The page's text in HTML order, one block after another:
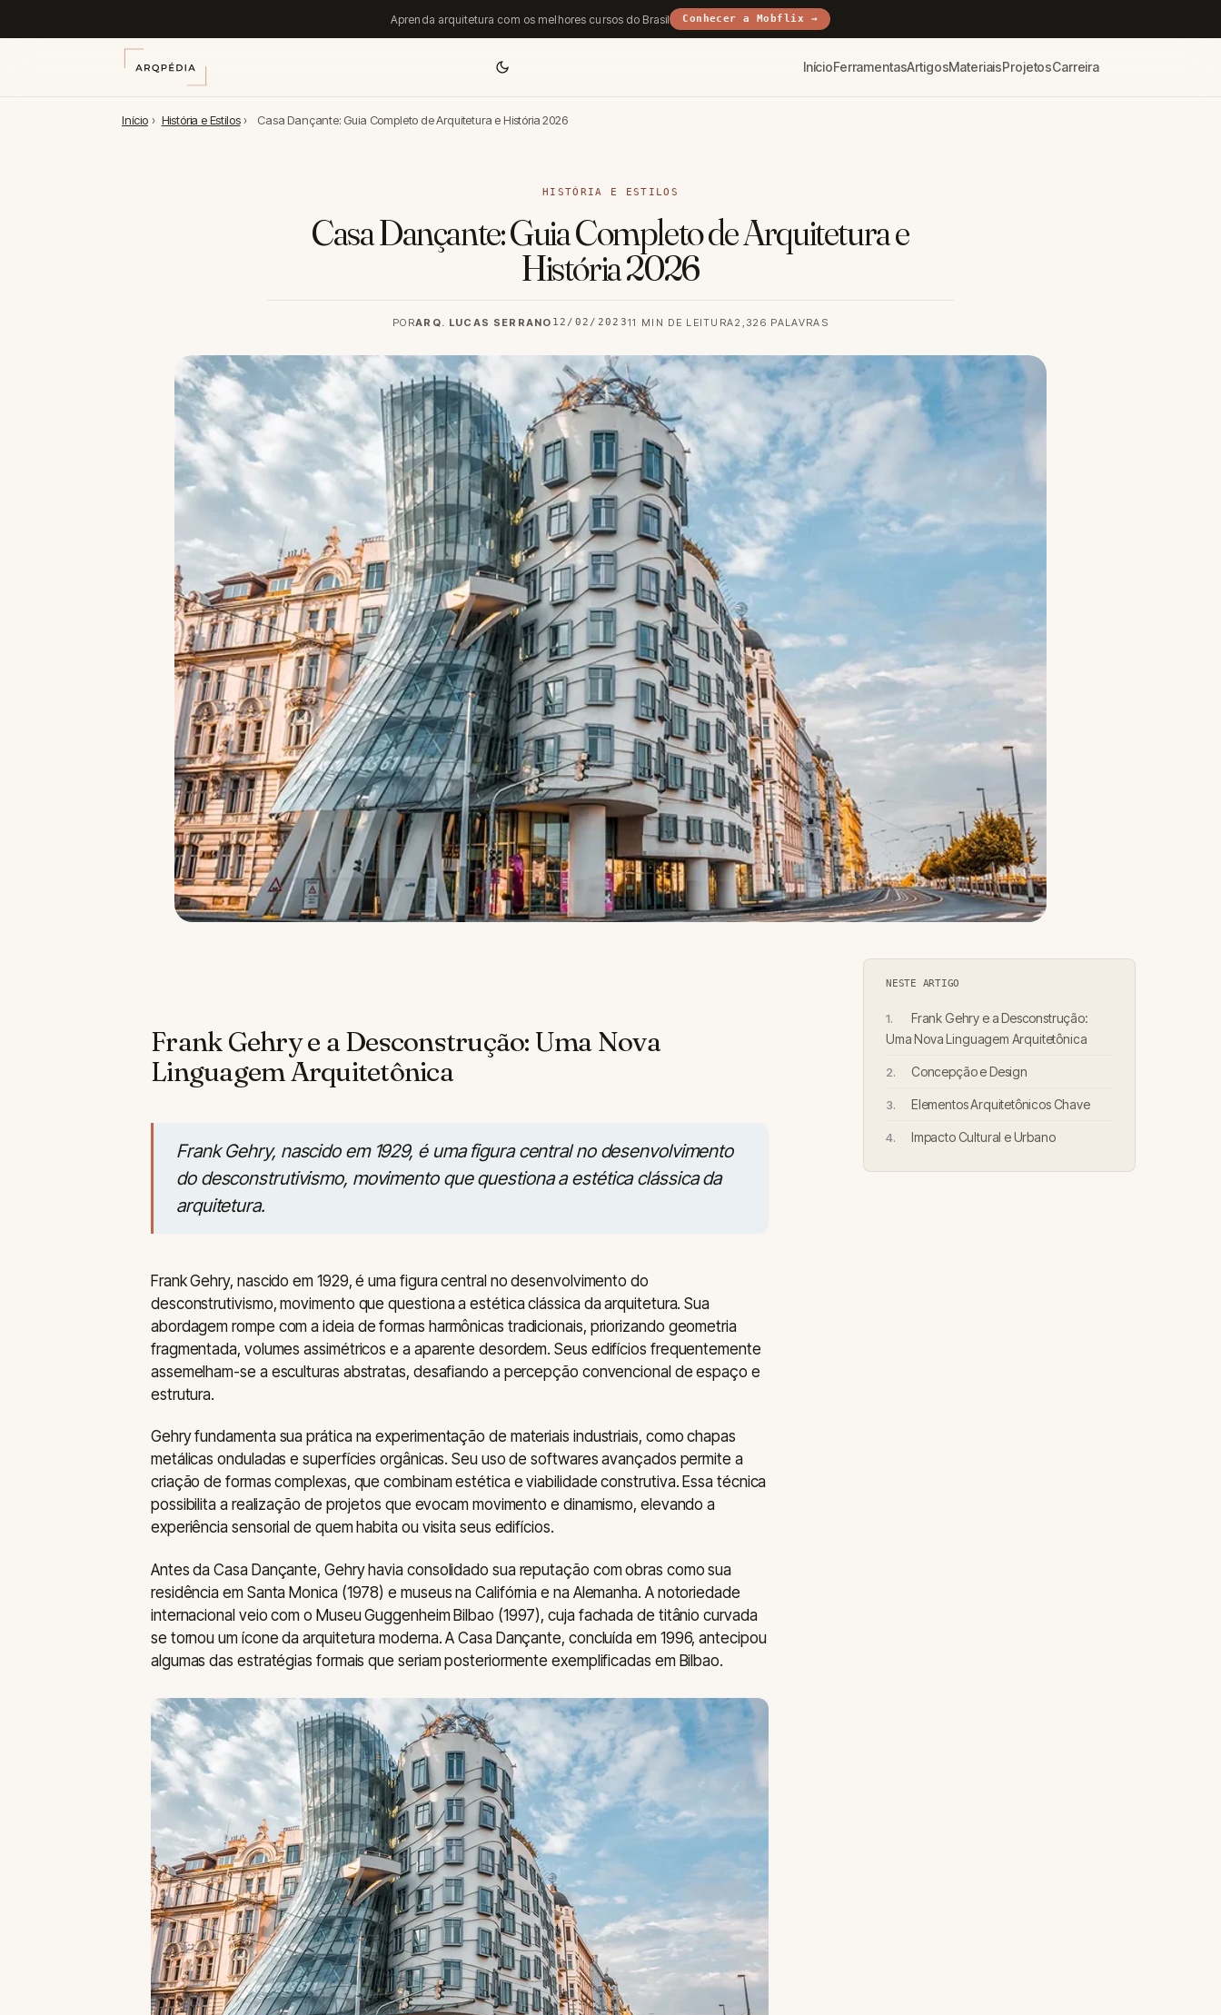
Aprenda arquitetura com os melhores cursos do Brasil Conhecer a Mobflix →
InícioFerramentasArtigosMateriaisProjetosCarreira
Início › História e Estilos › Casa Dançante: Guia Completo de Arquitetura e História 2026
HISTÓRIA E ESTILOS
Casa Dançante: Guia Completo de Arquitetura e
História 2026
PORARQ. LUCAS SERRANO 12/02/202311 MIN DE LEITURA2,326 PALAVRAS
Frank Gehry e a Desconstrução: Uma Nova
Linguagem Arquitetônica
Frank Gehry, nascido em 1929, é uma figura central no desenvolvimento
do desconstrutivismo, movimento que questiona a estética clássica da
arquitetura.
Frank Gehry, nascido em 1929, é uma figura central no desenvolvimento do
desconstrutivismo, movimento que questiona a estética clássica da arquitetura. Sua
abordagem rompe com a ideia de formas harmônicas tradicionais, priorizando geometria
fragmentada, volumes assimétricos e a aparente desordem. Seus edifícios frequentemente
assemelham-se a esculturas abstratas, desafiando a percepção convencional de espaço e
estrutura.
Gehry fundamenta sua prática na experimentação de materiais industriais, como chapas
metálicas onduladas e superfícies orgânicas. Seu uso de softwares avançados permite a
criação de formas complexas, que combinam estética e viabilidade construtiva. Essa técnica
possibilita a realização de projetos que evocam movimento e dinamismo, elevando a
experiência sensorial de quem habita ou visita seus edifícios.
Antes da Casa Dançante, Gehry havia consolidado sua reputação com obras como sua
residência em Santa Monica (1978) e museus na Califórnia e na Alemanha. A notoriedade
internacional veio com o Museu Guggenheim Bilbao (1997), cuja fachada de titânio curvada
se tornou um ícone da arquitetura moderna. A Casa Dançante, concluída em 1996, antecipou
algumas das estratégias formais que seriam posteriormente exemplificadas em Bilbao.
NESTE ARTIGO
Frank Gehry e a Desconstrução:
Uma Nova Linguagem Arquitetônica
Concepção e Design
Elementos Arquitetônicos Chave
Impacto Cultural e Urbano